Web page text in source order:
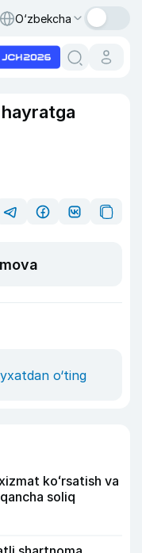
O‘zbekcha
o‘ting
koʻrsatish va
soliq